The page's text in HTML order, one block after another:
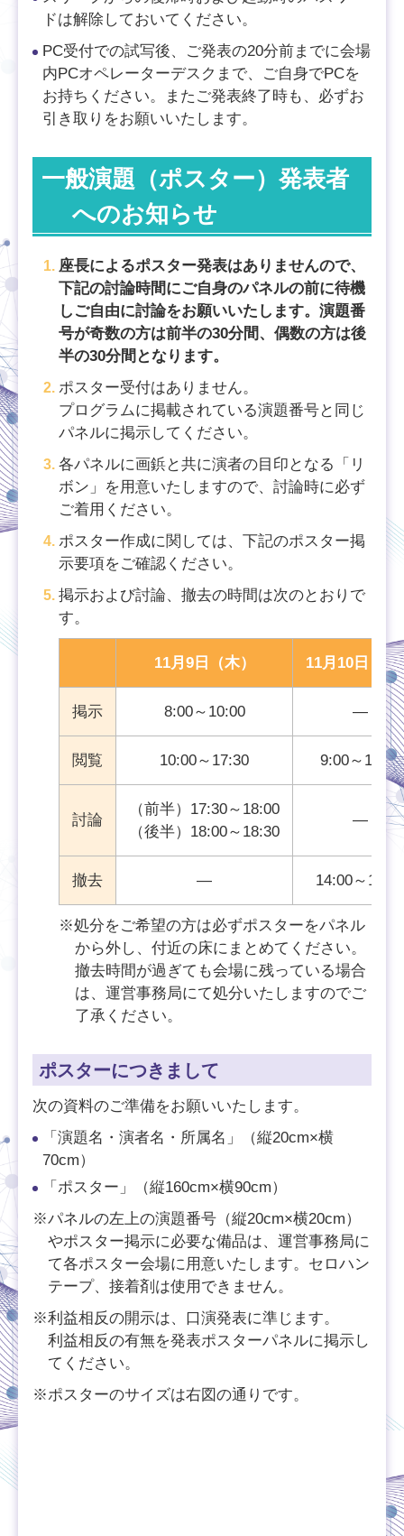
ドは解除しておいてください。
PC受付での試写後、ご発表の20分前までに会場
内PCオペレーターデスクまで、ご自身でPCを
お持ちください。またご発表終了時も、必ずお
引き取りをお願いいたします。
一般演題（ポスター）発表者
へのお知らせ
座長によるポスター発表はありませんので、
下記の討論時間にご自身のパネルの前に待機
しご自由に討論をお願いいたします。演題番
号が奇数の方は前半の30分間、偶数の方は後
半の30分間となります。
ポスター受付はありません。
プログラムに掲載されている演題番号と同じ
パネルに掲示してください。
各パネルに画鋲と共に演者の目印となる「リ
ボン」を用意いたしますので、討論時に必ず
ご着用ください。
ポスター作成に関しては、下記のポスター掲
示要項をご確認ください。
掲示および討論、撤去の時間は次のとおりで
す。
11月9日（木） 11月10日（金
掲示 8:00～10:00 ―
閲覧 10:00～17:30 9:00～14:00
討論
（前半）17:30～18:00
（後半）18:00～18:30
―
撤去 ― 14:00～
※処分をご希望の方は必ずポスターをパネル
から外し、付近の床にまとめてください。
撤去時間が過ぎても会場に残っている場合
は、運営事務局にて処分いたしますのでご
了承ください。
ポスターにつきまして
次の資料のご準備をお願いいたします。
「演題名・演者名・所属名」（縦20cm×横
70cm）
「ポスター」（縦160cm×横90cm）
※パネルの左上の演題番号（縦20cm×横20cm）
やポスター掲示に必要な備品は、運営事務局に
て各ポスター会場に用意いたします。セロハン
テープ、接着剤は使用できません。
※利益相反の開示は、口演発表に準じます。
利益相反の有無を発表ポスターパネルに掲示し
てください。
※ポスターのサイズは右図の通りです。